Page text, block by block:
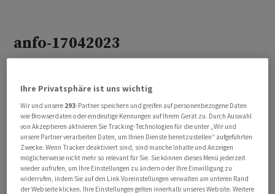
anfo-17042023
Ihre Privatsphäre ist uns wichtig
Wir und unsere 293-Partner speichern und greifen auf personenbezogene Daten
wie Browserdaten oder eindeutige Kennungen auf Ihrem Gerät zu. Durch Auswahl
von Akzeptieren aktivieren Sie Tracking-Technologien für die unter „Wir und
unsere Partner verarbeiten Daten, um Ihnen Dienste bereitzustellen“ aufgeführten
Zwecke. Wenn Tracker deaktiviert sind, sind manche Inhalte und Anzeigen
möglicherweise nicht mehr so relevant für Sie. Sie können dieses Menü jederzeit
wieder aufrufen, um Ihre Einstellungen zu ändern oder Ihre Einwilligung zu
widerrufen, indem Sie auf den Link Voreinstellungen verwalten am unteren Rand
der Webseite klicken. Ihre Einstellungen gelten innerhalb unseres Website. Weitere